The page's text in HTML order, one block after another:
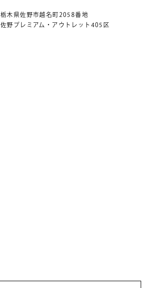
栃木県佐野市越名町2058番地
佐野プレミアム・アウトレット405区